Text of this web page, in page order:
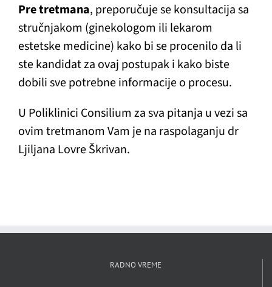
Pre tretmana, preporučuje se konsultacija sa
stručnjakom (ginekologom ili lekarom
estetske medicine) kako bi se procenilo da li
ste kandidat za ovaj postupak i kako biste
dobili sve potrebne informacije o procesu.
U Poliklinici Consilium za sva pitanja u vezi sa
ovim tretmanom Vam je na raspolaganju dr
Ljiljana Lovre Škrivan.
RADNO VREME